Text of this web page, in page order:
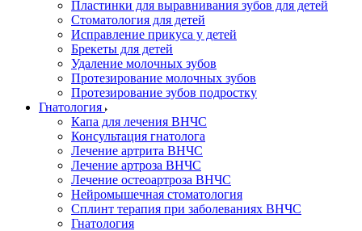
Пластинки для выравнивания зубов для детей
Стоматология для детей
Исправление прикуса у детей
Брекеты для детей
Удаление молочных зубов
Протезирование молочных зубов
Протезирование зубов подростку
Гнатология
Капа для лечения ВНЧС
Консультация гнатолога
Лечение артрита ВНЧС
Лечение артроза ВНЧС
Лечение остеоартроза ВНЧС
Нейромышечная стоматология
Сплинт терапия при заболеваниях ВНЧС
Гнатология